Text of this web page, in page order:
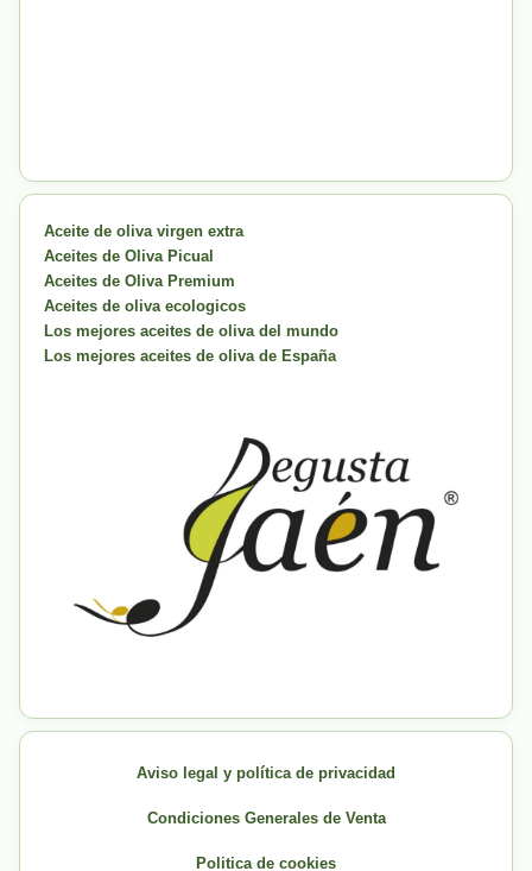
Aceite de oliva virgen extra
Aceites de Oliva Picual
Aceites de Oliva Premium
Aceites de oliva ecologicos
Los mejores aceites de oliva del mundo
Los mejores aceites de oliva de España
Aviso legal y política de privacidad
Condiciones Generales de Venta
Politica de cookies